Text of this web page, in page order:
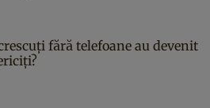
fără telefoane au devenit